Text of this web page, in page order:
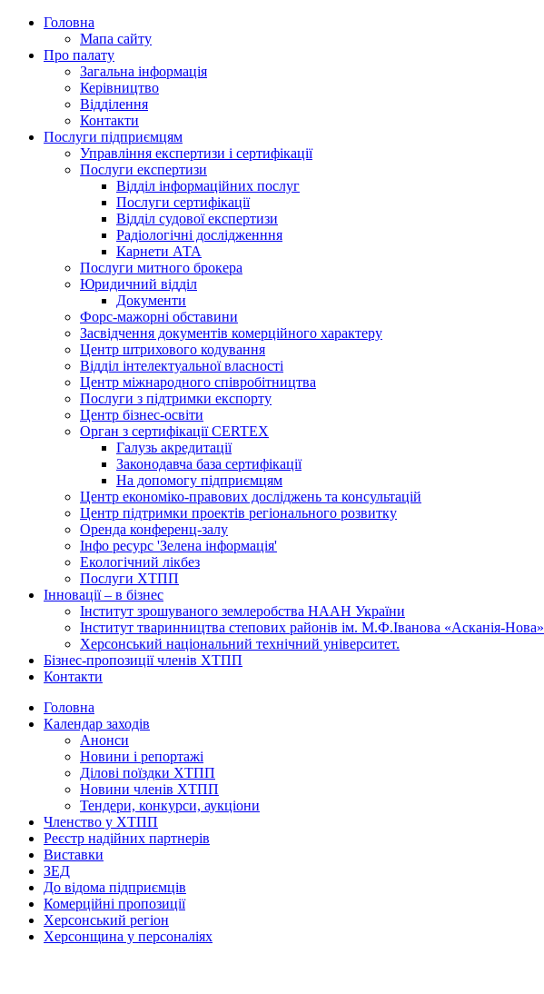
Головна
Мапа сайту
Про палату
Загальна інформація
Керівництво
Відділення
Контакти
Послуги підприємцям
Управління експертизи і сертифікації
Послуги експертизи
Відділ інформаційних послуг
Послуги сертифікації
Відділ судової експертизи
Радіологічні дослідженння
Карнети АТА
Послуги митного брокера
Юридичний відділ
Документи
Форс-мажорні обставини
Засвідчення документів комерційного характеру
Центр штрихового кодування
Відділ інтелектуальної власності
Центр міжнародного співробітництва
Послуги з підтримки експорту
Центр бізнес-освіти
Орган з сертифікації CERTEX
Галузь акредитації
Законодавча база сертифікації
На допомогу підприємцям
Центр економіко-правових досліджень та консультацій
Центр підтримки проектів регіонального розвитку
Оренда конференц-залу
Інфо ресурс 'Зелена інформація'
Екологічний лікбез
Послуги ХТПП
Інновації – в бізнес
Інститут зрошуваного землеробства НААН України
Інститут тваринництва степових районів ім. М.Ф.Іванова «Асканія-Нова»
Херсонський національний технічний університет.
Бізнес-пропозиції членів ХТПП
Контакти
Головна
Календар заходів
Анонси
Новини і репортажі
Ділові поїздки ХТПП
Новини членів ХТПП
Тендери, конкурси, аукціони
Членство у ХТПП
Реєстр надійних партнерів
Виставки
ЗЕД
До відома підприємців
Комерційні пропозиції
Херсонський регіон
Херсонщина у персоналіях